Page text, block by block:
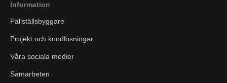
Information
Pallställsbyggare
Projekt och kundlösningar
Våra sociala medier
Samarbeten